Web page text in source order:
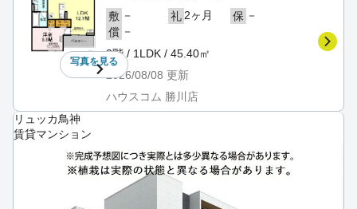
写真を見る
敷 － 礼 2ヶ月 保 －
償 －
3階 / 1LDK / 45.40㎡
2026/08/08 更新
ハウスコム 勝川店
リュッカ鳥神
賃貸マンション